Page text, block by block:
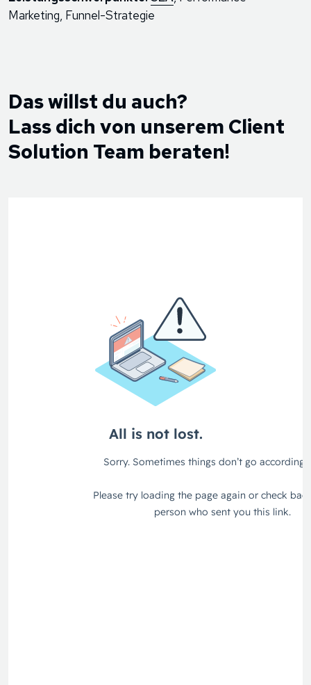
Marketing, Funnel-Strategie
Das willst du auch?
Lass dich von unserem Client
Solution Team beraten!